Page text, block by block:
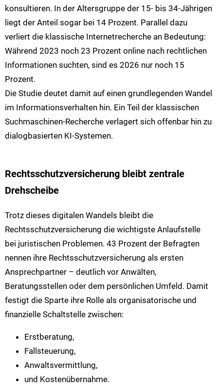
konsultieren. In der Altersgruppe der 15- bis 34-Jährigen
liegt der Anteil sogar bei 14 Prozent. Parallel dazu
verliert die klassische Internetrecherche an Bedeutung:
Während 2023 noch 23 Prozent online nach rechtlichen
Informationen suchten, sind es 2026 nur noch 15
Prozent.
Die Studie deutet damit auf einen grundlegenden Wandel
im Informationsverhalten hin. Ein Teil der klassischen
Suchmaschinen-Recherche verlagert sich offenbar hin zu
dialogbasierten KI-Systemen.
Rechtsschutzversicherung bleibt zentrale
Drehscheibe
Trotz dieses digitalen Wandels bleibt die
Rechtsschutzversicherung die wichtigste Anlaufstelle
bei juristischen Problemen. 43 Prozent der Befragten
nennen ihre Rechtsschutzversicherung als ersten
Ansprechpartner – deutlich vor Anwälten,
Beratungsstellen oder dem persönlichen Umfeld. Damit
festigt die Sparte ihre Rolle als organisatorische und
finanzielle Schaltstelle zwischen:
Erstberatung,
Fallsteuerung,
Anwaltsvermittlung,
und Kostenübernahme.